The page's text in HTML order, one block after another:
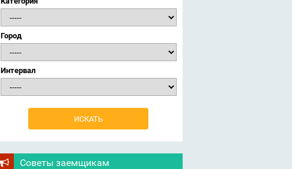
Город
Интервал
Советы заемщикам